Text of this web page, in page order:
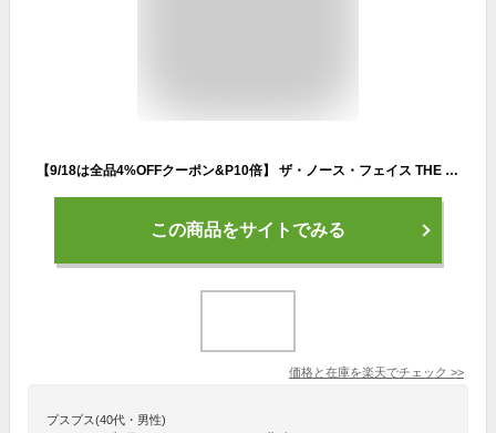
【9/18は全品4%OFFクーポン&P10倍】 ザ・ノース・フェイス THE NORTH FACE アウトドア ワンマイル22 リュック かばん バックパック デイパック 22L ランニング 軽量 シンプル ファスナー式 PC収納可能 サイドメッシュポケット フィット NM62460
この商品をサイトでみる
価格と在庫を楽天でチェック >>
プスプス(40代・男性)